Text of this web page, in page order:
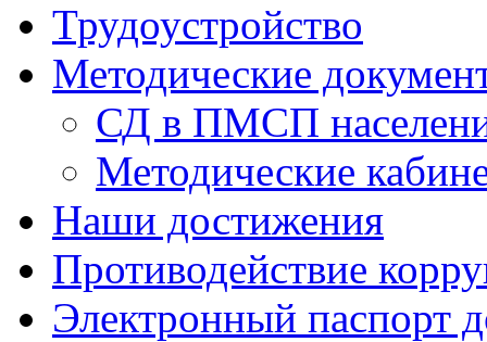
Трудоустройство
Методические
СД в ПМСП
Методические
Наши достижения
Противодействие
Электронный паспорт